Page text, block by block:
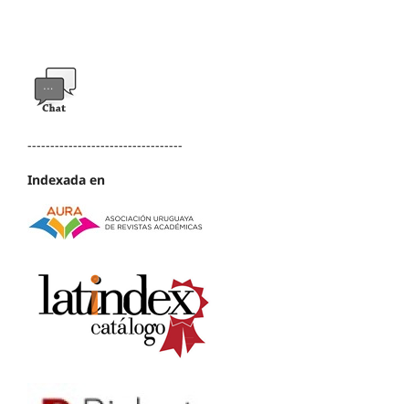
----------------------------------
Indexada en